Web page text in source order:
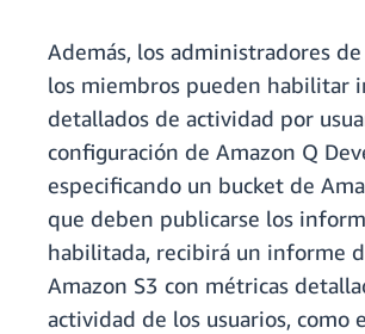
Además, los administradores
los miembros pueden habilitar
detallados de actividad por
configuración de Amazon Q
especificando un bucket de
que deben publicarse los
habilitada, recibirá un informe
Amazon S3 con métricas
actividad de los usuarios, como